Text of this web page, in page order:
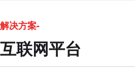
解决方案-
互联网平台